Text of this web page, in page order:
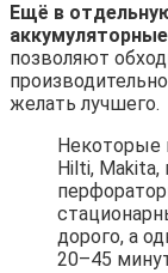
Ещё в
позволяют
желать лучшего.
Некоторые
Hilti,
дорого, а
20–45